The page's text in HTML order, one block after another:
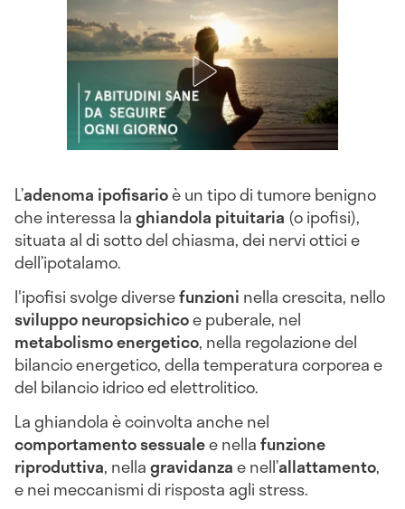
L’adenoma ipofisarioè un tipo di tumore benigno
che interessa laghiandola pituitaria (o ipofisi),
situata al di sotto del chiasma, dei nervi ottici e
dell’ipotalamo.
l'ipofisi svolge diversefunzioni nella crescita, nello
sviluppo neuropsichicoe puberale, nel
metabolismo energetico, nella regolazione del
bilancio energetico, della temperatura corporea e
del bilancio idrico ed elettrolitico.
La ghiandola è coinvolta anche nel
comportamento sessualee nellafunzione
riproduttiva, nellagravidanzae nell’allattamento,
e nei meccanismi di risposta agli stress.